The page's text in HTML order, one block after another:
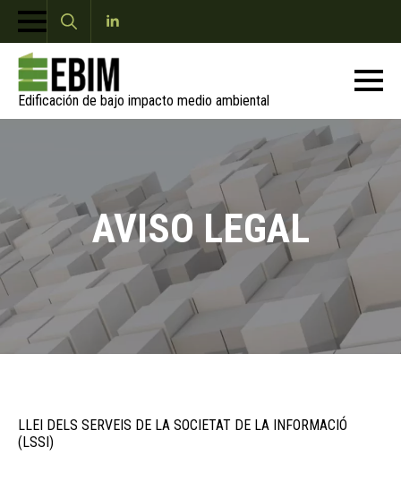
for:
Edificación de bajo impacto medio ambiental
AVISO LEGAL
LLEI DELS SERVEIS DE LA SOCIETAT DE LA INFORMACIÓ
(LSSI)